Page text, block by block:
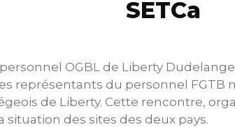
SETCa
OGBL de Liberty
représentants du personnel FGTB
de Liberty. Cette rencontre,
situation des sites des deux pays.